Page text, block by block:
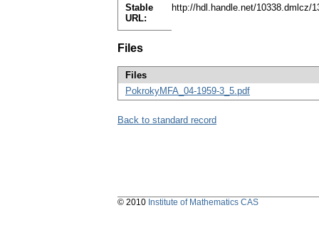
Stable
URL:
http://hdl.handle.net/10338.dmlcz/
Files
Files
PokrokyMFA_04-1959-3_5.pdf
Back to standard record
© 2010 Institute of Mathematics CAS